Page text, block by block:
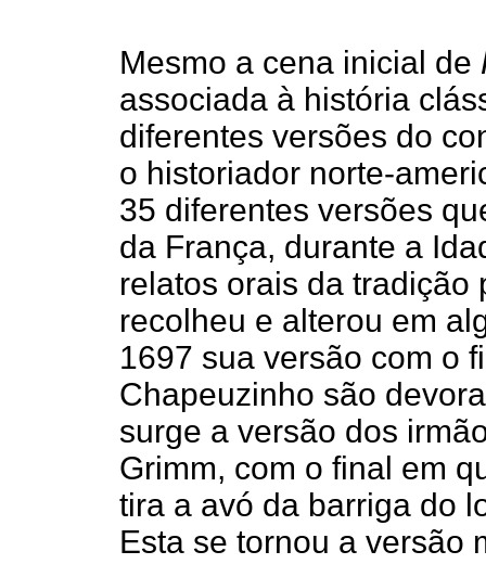
Mesmo a cena inicial de
associada à história
diferentes versões do
o historiador norte-
35 diferentes versões
da França, durante a
relatos orais da tradição
recolheu e alterou em
1697 sua versão com o
Chapeuzinho são
surge a versão dos
Grimm, com o final em
tira a avó da barriga do
Esta se tornou a versão